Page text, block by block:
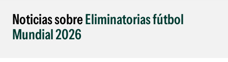
Noticias sobreEliminatorias fútbol
Mundial 2026